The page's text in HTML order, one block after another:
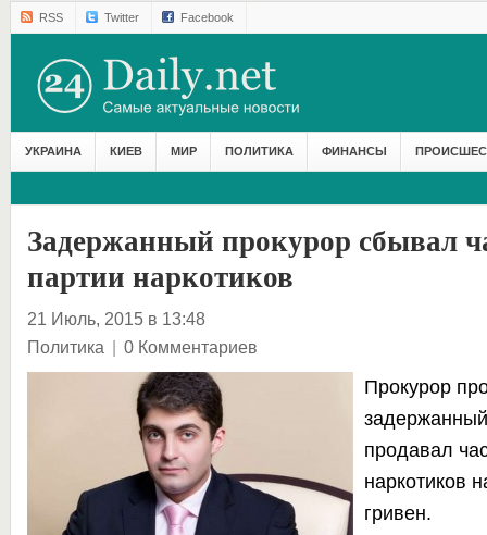
RSS Twitter Facebook
УКРАИНА КИЕВ МИР ПОЛИТИКА ФИНАНСЫ
Задержанный прокурор сбывал
партии наркотиков
21 Июль, 2015 в 13:48
Политика | 0 Комментариев
Прокурор
продавал
наркотиков
гривен.